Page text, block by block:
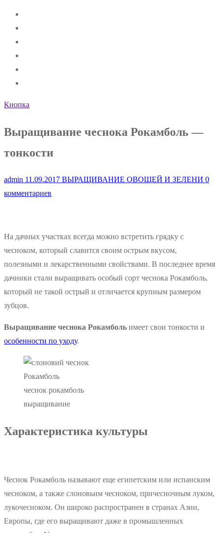
Кнопка
Выращивание чеснока Рокамболь —
тонкости
admin 11.09.2017 ВЫРАЩИВАНИЕ ОВОЩЕЙ И ЗЕЛЕНИ 0
комментариев
На дачных участках всегда можно встретить грядку с
чесноком, который славится своим острым вкусом,
полезными и лекарственными свойствами. В последнее время
дачники стали выращивать особый сорт чеснока Рокамболь,
который не такой острый и отличается крупным размером
зубцов.
Выращивание чеснока Рокамболь имеет свои тонкости и
особенности по уходу.
чеснок рокамболь
выращивание
Характеристика культуры
Чеснок Рокамболь называют еще египетским или испанским
чесноком, а также слоновьим чесноком, причесночным луком,
лукочесноком. Он широко распространен в странах Азии,
Европы, где его выращивают даже в промышленных